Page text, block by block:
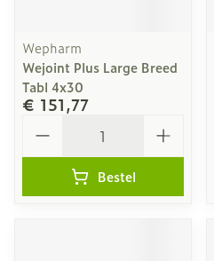
Wepharm
Wejoint Plus Large Breed
Tabl 4x30
€ 151,77
Bestel